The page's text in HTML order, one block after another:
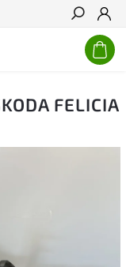
Hledat
FELICIA